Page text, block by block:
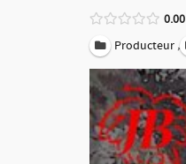
0.00
Producteur ,